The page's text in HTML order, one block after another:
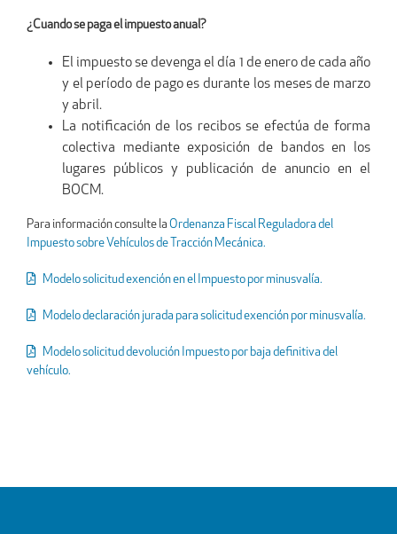
¿Cuando se paga el impuesto anual?
El impuesto se devenga el día 1 de enero de cada año
y el período de pago es durante los meses de marzo
y abril.
La notificación de los recibos se efectúa de forma
colectiva mediante exposición de bandos en los
lugares públicos y publicación de anuncio en el
BOCM.
Para información consulte la Ordenanza Fiscal Reguladora del
Impuesto sobre Vehículos de Tracción Mecánica.
Modelo solicitud exención en el Impuesto por minusvalía.
Modelo declaración jurada para solicitud exención por minusvalía.
Modelo solicitud devolución Impuesto por baja definitiva del
vehículo.